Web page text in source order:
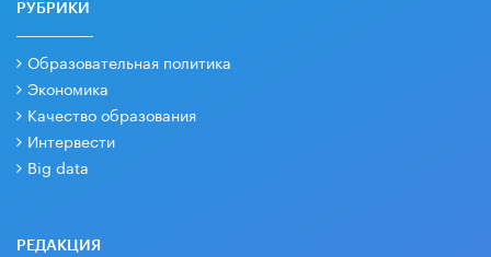
РУБРИКИ
Образовательная политика
Экономика
Качество образования
Интервести
Big data
РЕДАКЦИЯ